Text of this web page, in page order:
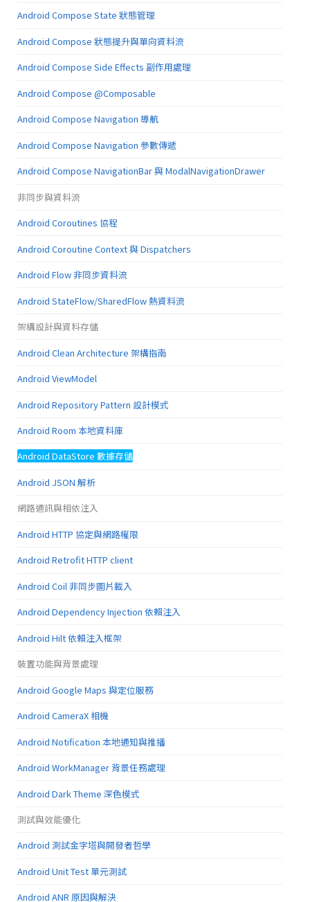
Android Compose State 狀態管理
Android Compose 狀態提升與單向資料流
Android Compose Side Effects 副作用處理
Android Compose @Composable
Android Compose Navigation 導航
Android Compose Navigation 參數傳遞
Android Compose NavigationBar 與 ModalNavigationDrawer
非同步與資料流
Android Coroutines 協程
Android Coroutine Context 與 Dispatchers
Android Flow 非同步資料流
Android StateFlow/SharedFlow 熱資料流
架構設計與資料存儲
Android Clean Architecture 架構指南
Android ViewModel
Android Repository Pattern 設計模式
Android Room 本地資料庫
Android DataStore 數據存儲
Android JSON 解析
網路通訊與相依注入
Android HTTP 協定與網路權限
Android Retrofit HTTP client
Android Coil 非同步圖片載入
Android Dependency Injection 依賴注入
Android Hilt 依賴注入框架
裝置功能與背景處理
Android Google Maps 與定位服務
Android CameraX 相機
Android Notification 本地通知與推播
Android WorkManager 背景任務處理
Android Dark Theme 深色模式
測試與效能優化
Android 測試金字塔與開發者哲學
Android Unit Test 單元測試
Android ANR 原因與解決